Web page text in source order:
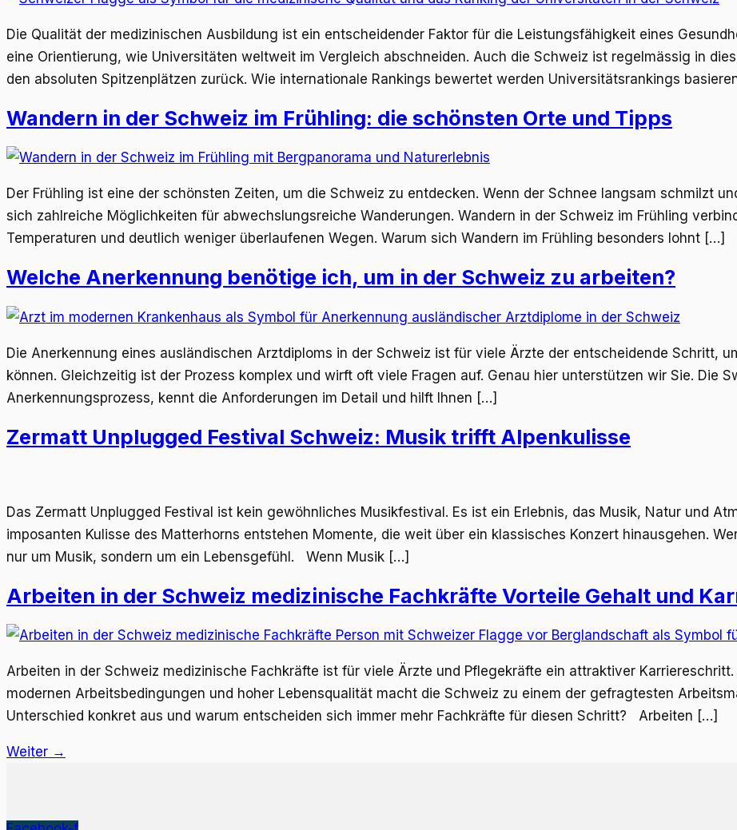
Die Qualität der medizinischen Ausbildung ist ein entscheidender Faktor für die Leistungsfähigkeit eines
eine Orientierung, wie Universitäten weltweit im Vergleich abschneiden. Auch die Schweiz ist regelmässig in
den absoluten Spitzenplätzen zurück. Wie internationale Rankings bewertet werden Universitätsrankings
Wandern in der Schweiz im Frühling: die schönsten Orte und Tipps
Der Frühling ist eine der schönsten Zeiten, um die Schweiz zu entdecken. Wenn der Schnee langsam schmilzt
sich zahlreiche Möglichkeiten für abwechslungsreiche Wanderungen. Wandern in der Schweiz im Frühling
Temperaturen und deutlich weniger überlaufenen Wegen. Warum sich Wandern im Frühling besonders lohnt […]
Welche Anerkennung benötige ich, um in der Schweiz zu arbeiten?
Die Anerkennung eines ausländischen Arztdiploms in der Schweiz ist für viele Ärzte der entscheidende Schritt,
können. Gleichzeitig ist der Prozess komplex und wirft oft viele Fragen auf. Genau hier unterstützen wir Sie. Die
Anerkennungsprozess, kennt die Anforderungen im Detail und hilft Ihnen […]
Zermatt Unplugged Festival Schweiz: Musik trifft Alpenkulisse
Das Zermatt Unplugged Festival ist kein gewöhnliches Musikfestival. Es ist ein Erlebnis, das Musik, Natur und
imposanten Kulisse des Matterhorns entstehen Momente, die weit über ein klassisches Konzert hinausgehen.
nur um Musik, sondern um ein Lebensgefühl. Wenn Musik […]
Arbeiten in der Schweiz medizinische Fachkräfte Vorteile Gehalt und
Arbeiten in der Schweiz medizinische Fachkräfte ist für viele Ärzte und Pflegekräfte ein attraktiver
modernen Arbeitsbedingungen und hoher Lebensqualität macht die Schweiz zu einem der gefragtesten
Unterschied konkret aus und warum entscheiden sich immer mehr Fachkräfte für diesen Schritt? Arbeiten […]
Weiter →